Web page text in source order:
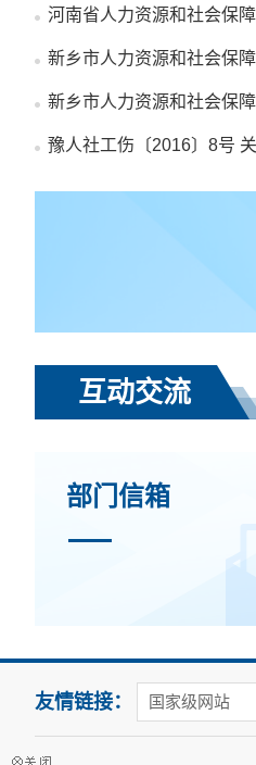
豫人社工伤〔2016〕8号
互动交流
部门信箱
友情链接： 国家级网站